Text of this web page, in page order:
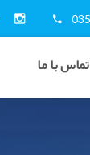
تماس با ما